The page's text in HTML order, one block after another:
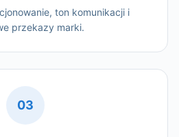
ton komunikacji i
przekazy marki.
03